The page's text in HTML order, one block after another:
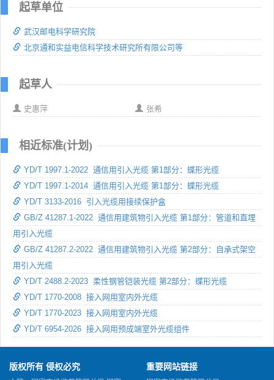
起草单位
武汉邮电科学研究院
北京通和实益电信科学技术研究所有限公司等
起草人
史惠萍 张希
相近标准(计划)
YD/T 1997.1-2022 通信用引入光缆 第1部分：蝶形光缆
YD/T 1997.1-2014 通信用引入光缆 第1部分：蝶形光缆
YD/T 3133-2016 引入光缆用接续保护盒
GB/Z 41287.1-2022 通信用建筑物引入光缆 第1部分：管道和直埋
用引入光缆
GB/Z 41287.2-2022 通信用建筑物引入光缆 第2部分：自承式架空
用引入光缆
YD/T 2488.2-2023 柔性钢管铠装光缆 第2部分：蝶形光缆
YD/T 1770-2008 接入网用室内外光缆
YD/T 1770-2023 接入网用室内外光缆
YD/T 6954-2026 接入网用预成端室外光缆组件
版权所有 侵权必究 重要网站链接